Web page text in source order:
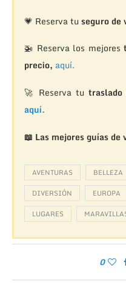
💗 Reserva tu seguro de
🚁 Reserva los mejores
precio, aquí.
🚀 Reserva tu
aquí.
📖 Las mejores guías de
AVENTURAS BELLEZA
DIVERSIÓN
EUROPA
LUGARES
0